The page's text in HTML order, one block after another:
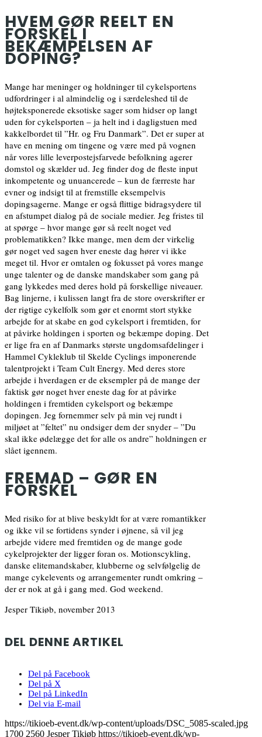
HVEM GØR REELT EN
FORSKEL I
BEKÆMPELSEN AF
DOPING?
Mange har meninger og holdninger til cykelsportens
udfordringer i al almindelig og i særdeleshed til de
højteksponerede eksotiske sager som hidser op langt
uden for cykelsporten – ja helt ind i dagligstuen med
kakkelbordet til ”Hr. og Fru Danmark”. Det er super at
have en mening om tingene og være med på vognen
når vores lille leverpostejsfarvede befolkning agerer
domstol og skælder ud. Jeg finder dog de fleste input
inkompetente og unuancerede – kun de færreste har
evner og indsigt til at fremstille eksempelvis
dopingsagerne. Mange er også flittige bidragsydere til
en afstumpet dialog på de sociale medier. Jeg fristes til
at spørge – hvor mange gør så reelt noget ved
problematikken? Ikke mange, men dem der virkelig
gør noget ved sagen hver eneste dag hører vi ikke
meget til. Hvor er omtalen og fokusset på vores mange
unge talenter og de danske mandskaber som gang på
gang lykkedes med deres hold på forskellige niveauer.
Bag linjerne, i kulissen langt fra de store overskrifter er
der rigtige cykelfolk som gør et enormt stort stykke
arbejde for at skabe en god cykelsport i fremtiden, for
at påvirke holdingen i sporten og bekæmpe doping. Det
er lige fra en af Danmarks største ungdomsafdelinger i
Hammel Cykleklub til Skelde Cyclings imponerende
talentprojekt i Team Cult Energy. Med deres store
arbejde i hverdagen er de eksempler på de mange der
faktisk gør noget hver eneste dag for at påvirke
holdingen i fremtiden cykelsport og bekæmpe
dopingen. Jeg fornemmer selv på min vej rundt i
miljøet at ”feltet” nu ondsiger dem der snyder – ”Du
skal ikke ødelægge det for alle os andre” holdningen er
slået igennem.
FREMAD – GØR EN
FORSKEL
Med risiko for at blive beskyldt for at være romantikker
og ikke vil se fortidens synder i øjnene, så vil jeg
arbejde videre med fremtiden og de mange gode
cykelprojekter der ligger foran os. Motionscykling,
danske elitemandskaber, klubberne og selvfølgelig de
mange cykelevents og arrangementer rundt omkring –
der er nok at gå i gang med. God weekend.
Jesper Tikiøb, november 2013
DEL DENNE ARTIKEL
Del på Facebook
Del på X
Del på LinkedIn
Del via E-mail
https://tikioeb-event.dk/wp-content/uploads/DSC_5085-scaled.jpg
1700 2560 Jesper Tikiøb https://tikioeb-event.dk/wp-